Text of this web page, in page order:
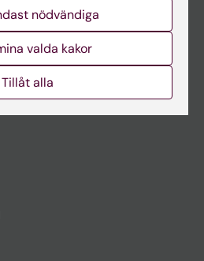
nödvändiga
valda kakor
Tillåt alla